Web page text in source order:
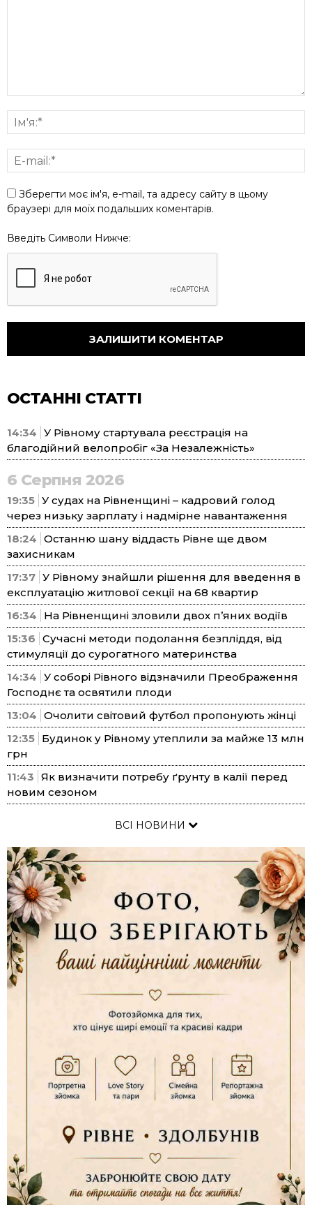
Зберегти моє ім'я, e-mail, та адресу сайту в цьому
браузері для моїх подальших коментарів.
Введіть Символи Нижче:
ОСТАННІ СТАТТІ
14:34 У Рівному стартувала реєстрація на
благодійний велопробіг «За Незалежність»
6 Серпня 2026
19:35 У судах на Рівненщині – кадровий голод
через низьку зарплату і надмірне навантаження
18:24 Останню шану віддасть Рівне ще двом
захисникам
17:37 У Рівному знайшли рішення для введення в
експлуатацію житлової секції на 68 квартир
16:34
На Рівненщині зловили двох п’яних водіїв
15:36 Сучасні методи подолання безпліддя, від
стимуляції до сурогатного материнства
14:34 У соборі Рівного відзначили Преображення
Господнє та освятили плоди
13:04 Очолити світовий футбол пропонують жінці
12:35 Будинок у Рівному утеплили за майже 13 млн
грн
11:43 Як визначити потребу ґрунту в калії перед
новим сезоном
ВСІ НОВИНИ